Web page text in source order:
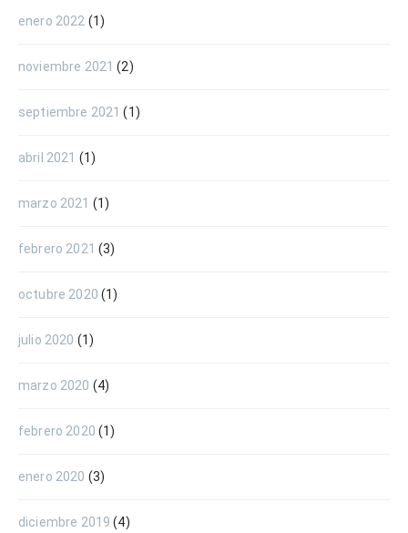
enero 2022 (1)
noviembre 2021 (2)
septiembre 2021 (1)
abril 2021 (1)
marzo 2021 (1)
febrero 2021 (3)
octubre 2020 (1)
julio 2020 (1)
marzo 2020 (4)
febrero 2020 (1)
enero 2020 (3)
diciembre 2019 (4)